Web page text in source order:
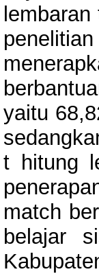
yaitu
t hitung
match
belajar